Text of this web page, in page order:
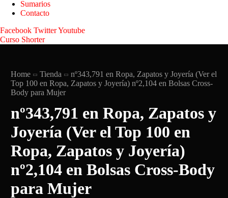
Sumarios
Contacto
Facebook TwitterYoutube
Curso Shorter
Home Tienda
nº343,791 en Ropa, Zapatos y Joyería (Ver el
Top 100 en Ropa, Zapatos y Joyería) nº2,104 en Bolsas Cross-
Body para Mujer
nº343,791 en Ropa, Zapatos y
Joyería (Ver el Top 100 en
Ropa, Zapatos y Joyería)
nº2,104 en Bolsas Cross-Body
para Mujer